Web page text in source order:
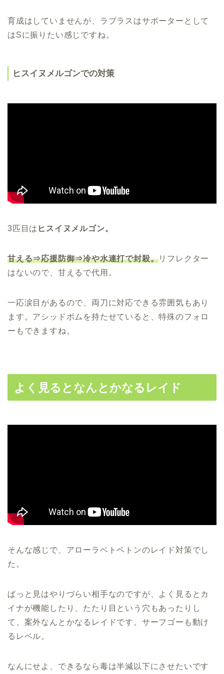
育成はしていませんが、ラプラスはサポーターとして
はSに振りたい感じですね。
ヒスイヌメルゴンでの対策
3匹目は ヒスイヌメルゴン。
甘える⇒応援防御⇒冷や水連打で封殺。リフレクター
はないので、甘えるで代用。
一応涙目があるので、両刀に対応できる雰囲気もあり
ます。アシッドボムを持たせていると、特殊のフォロ
ーもできますね。
よく見るとなんとかなるレイド
そんな感じで、アローラベトベトンのレイド対策でし
た。
ぱっと見はやりづらい相手なのですが、よく見るとカ
イナが機能したり、たたり目という穴もあったりし
て、案外なんとかなるレイドです。サーフゴーも動け
るレベル。
なんにせよ、できるなら毒は半減以下にさせたいです